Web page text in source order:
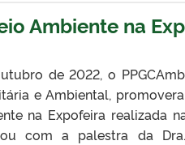
Ambiente na
de 2022, o
e Ambiental,
na Expofeira realizada
com a palestra da